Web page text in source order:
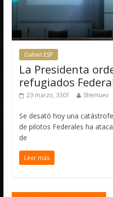
Galnet ESP
La Presidenta
refugiados
23 marzo, 3301 Shemuev
Se desató hoy una
de pilotos Federales ha
de
Leer más